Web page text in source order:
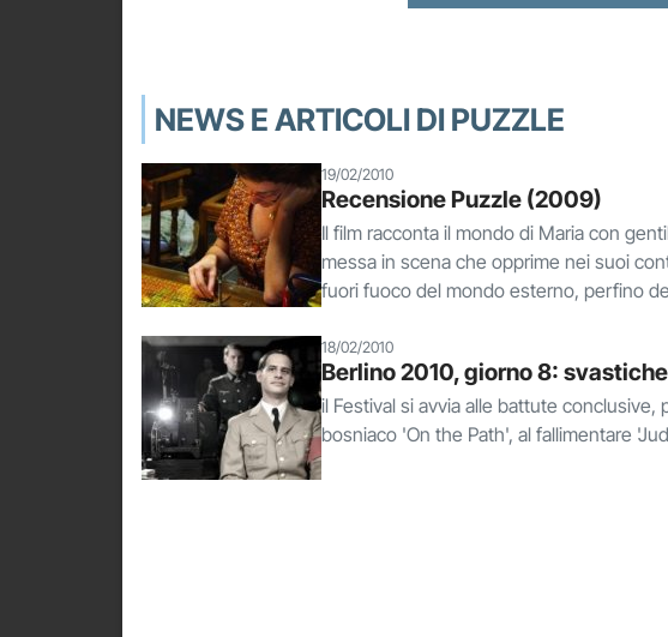
NEWS E ARTICOLI DI PUZZLE
19/02/2010
Recensione Puzzle (2009)
Il film racconta il mondo di Maria con
messa in scena che opprime nei suoi
fuori fuoco del mondo esterno, perfino
18/02/2010
Berlino 2010, giorno 8:
il Festival si avvia alle battute
bosniaco 'On the Path', al fallimentare